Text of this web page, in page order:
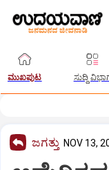
ಮುಖಪುಟ ಸುದ್ದಿ
ಜಗತ್ತು NOV 13,